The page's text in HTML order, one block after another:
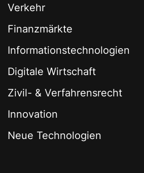
Verkehr
Finanzmärkte
Informationstechnologien
Digitale Wirtschaft
Zivil- & Verfahrensrecht
Innovation
Neue Technologien